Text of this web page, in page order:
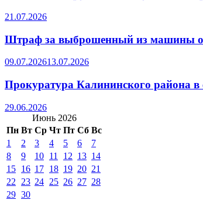
21.07.2026
Штраф за выброшенный из машины
09.07.202613.07.2026
Прокуратура Калининского района в
29.06.2026
Июнь 2026
Пн Вт Ср Чт Пт Сб Вс
1
2 3 4 5 6
7
8
9 10 11 12 13 14
15 16 17 18 19 20 21
22
23 24 25 26 27 28
29 30